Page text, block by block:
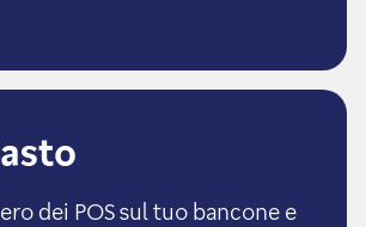
dei POS sul tuo bancone e